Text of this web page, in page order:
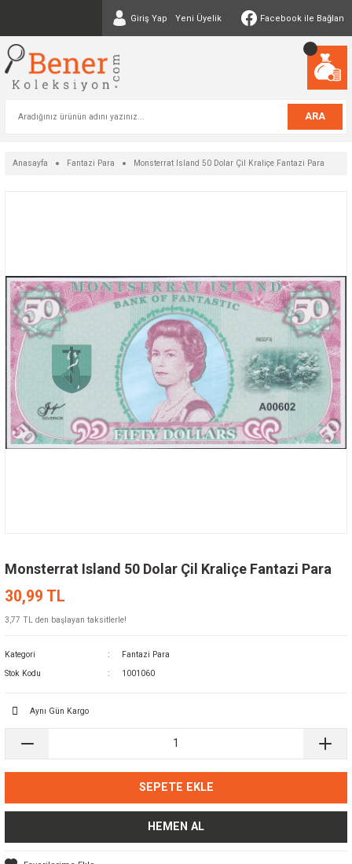
Giriş Yap Yeni Üyelik Facebook ile Bağlan
ARA
Anasayfa Fantazi Para Monsterrat Island 50 Dolar Çil Kraliçe Fantazi Para
Monsterrat Island 50 Dolar Çil Kraliçe Fantazi Para
30,99 TL
3,77 TL den başlayan taksitlerle!
Kategori Fantazi Para
Stok Kodu 1001060
Aynı Gün Kargo
SEPETE EKLE
HEMEN AL